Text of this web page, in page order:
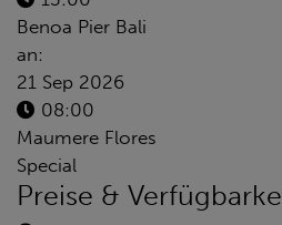
Benoa Pier Bali
an:
21 Sep 2026
08:00
Maumere Flores
Special
Preise &